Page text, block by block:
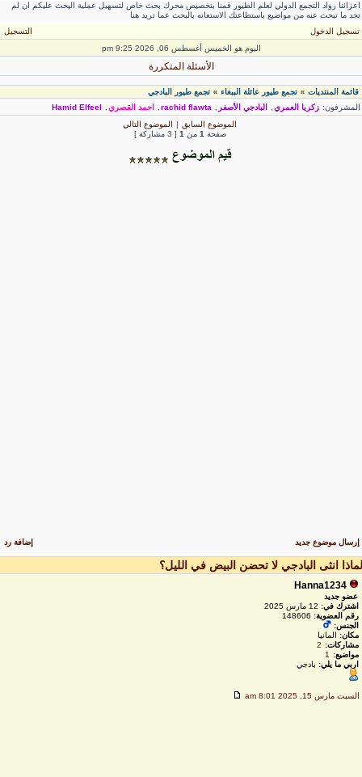
رواد التجمع الدولي لعلم الطيور قمنا بتخصيص محرك بحث خاص لتسهيل عملية البحث عليكم ان لم
ما تبحث عنه من مواضيع باستطاعتك الاستعانه بالبحث عما تريد هنا
تسجيل الدخول
التسجيل
اليوم هو الخميس أغسطس 06, 2026 9:25 pm
الأسئلة المتكررة
قائمة المنتديات» تجمع طيور عائلة الببغاء» تجمع طيور البادجي
زكريا العمري, البادجي الأصفر rachid flawta
, احمد القصري,
Hamid Elfeel
الموضوع السابق| الموضوع التالي
صفحة1 من [ 3 مشاركة ]
إرسال موضوع جديد إضافة رد
انثى البادجي لا تحضن البيض في الليل؟
Hanna1234
عضو جديد
اشترك في:12 مارس 2025
رقم العضوية:148606
الجنس:
مكان:المانيا
مشاركات:
2
مواضيع:
اربي ما يلي:بادجي
السبت مارس 15, 2025 8:01 am